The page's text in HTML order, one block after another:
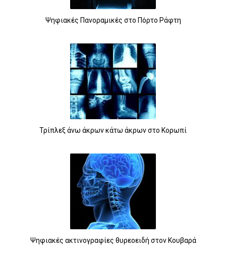
Ψηφιακές Πανοραμικές στο Πόρτο Ράφτη
Τρίπλεξ άνω άκρων κάτω άκρων στο Κορωπί
Ψηφιακές ακτινογραφίες θυρεοειδή στον Κουβαρά